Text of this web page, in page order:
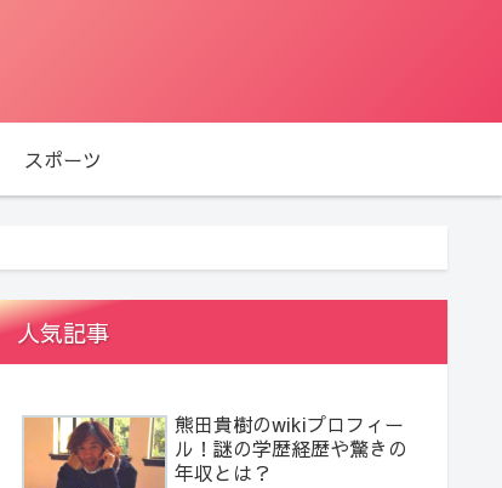
スポーツ
人気記事
熊田貴樹のwikiプロフィー
ル！謎の学歴経歴や驚きの
年収とは？